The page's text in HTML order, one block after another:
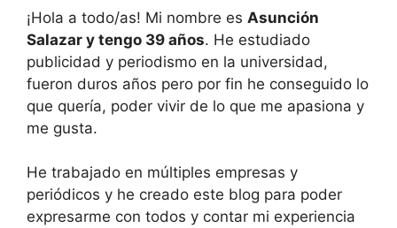
¡Hola a todo/as! Mi nombre es Asunción
Salazar y tengo 39 años. He estudiado
publicidad y periodismo en la universidad,
fueron duros años pero por fin he conseguido lo
que quería, poder vivir de lo que me apasiona y
me gusta.
He trabajado en múltiples empresas y
periódicos y he creado este blog para poder
expresarme con todos y contar mi experiencia